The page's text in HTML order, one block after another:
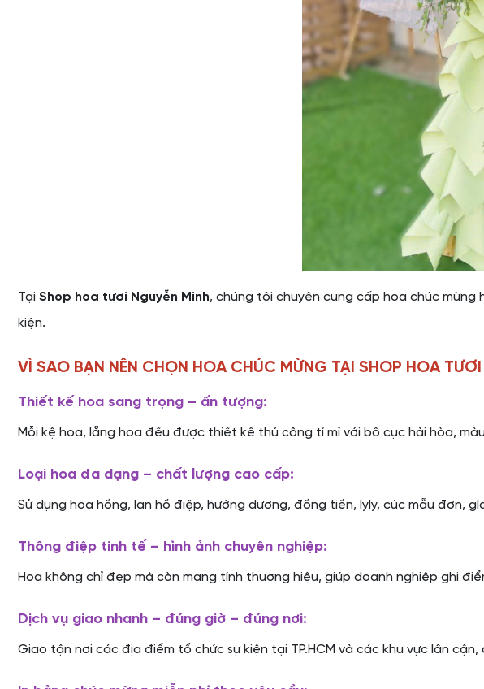
Tại Shop hoa tươi Nguyễn Minh, chúng tôi chuyên cung cấp hoa chúc
kiện.
VÌ SAO BẠN NÊN CHỌN HOA CHÚC MỪNG TẠI SHOP HOA
Thiết kế hoa sang trọng – ấn tượng:
Mỗi kệ hoa, lẵng hoa đều được thiết kế thủ công tỉ mỉ với bố cục hài hòa,
Loại hoa đa dạng – chất lượng cao cấp:
Sử dụng hoa hồng, lan hồ điệp, hướng dương, đồng tiền, lyly, cúc mẫu đơn,
Thông điệp tinh tế – hình ảnh chuyên nghiệp:
Hoa không chỉ đẹp mà còn mang tính thương hiệu, giúp doanh nghiệp ghi
Dịch vụ giao nhanh – đúng giờ – đúng nơi:
Giao tận nơi các địa điểm tổ chức sự kiện tại TP.HCM và các khu vực lân